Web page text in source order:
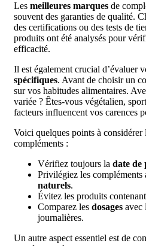
Les meilleures marques de
souvent des garanties de qualité.
des certifications ou des tests de
produits ont été analysés pour
efficacité.
Il est également crucial d’évaluer
spécifiques. Avant de choisir un
sur vos habitudes alimentaires.
variée ? Êtes-vous végétalien,
facteurs influencent vos carences
Voici quelques points à
compléments :
Vérifiez toujours la date de
Privilégiez les compléments
naturels.
Évitez les produits
Comparez les dosages avec
journalières.
Un autre aspect essentiel est de